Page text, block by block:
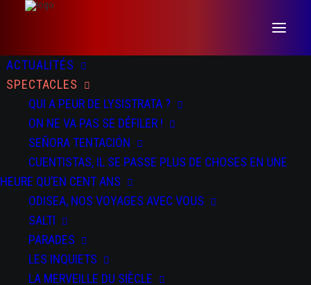
ACTUALITÉS
SPECTACLES
QUI A PEUR DE LYSISTRATA ?
ON NE VA PAS SE DÉFILER !
SEÑORA TENTACIÓN
CUENTISTAS, IL SE PASSE PLUS DE CHOSES EN UNE
HEURE QU’EN CENT ANS
ODISEA, NOS VOYAGES AVEC VOUS
SALTI
PARADES
LES INQUIETS
LA MERVEILLE DU SIÈCLE
DATES DOSSIER PRESSE